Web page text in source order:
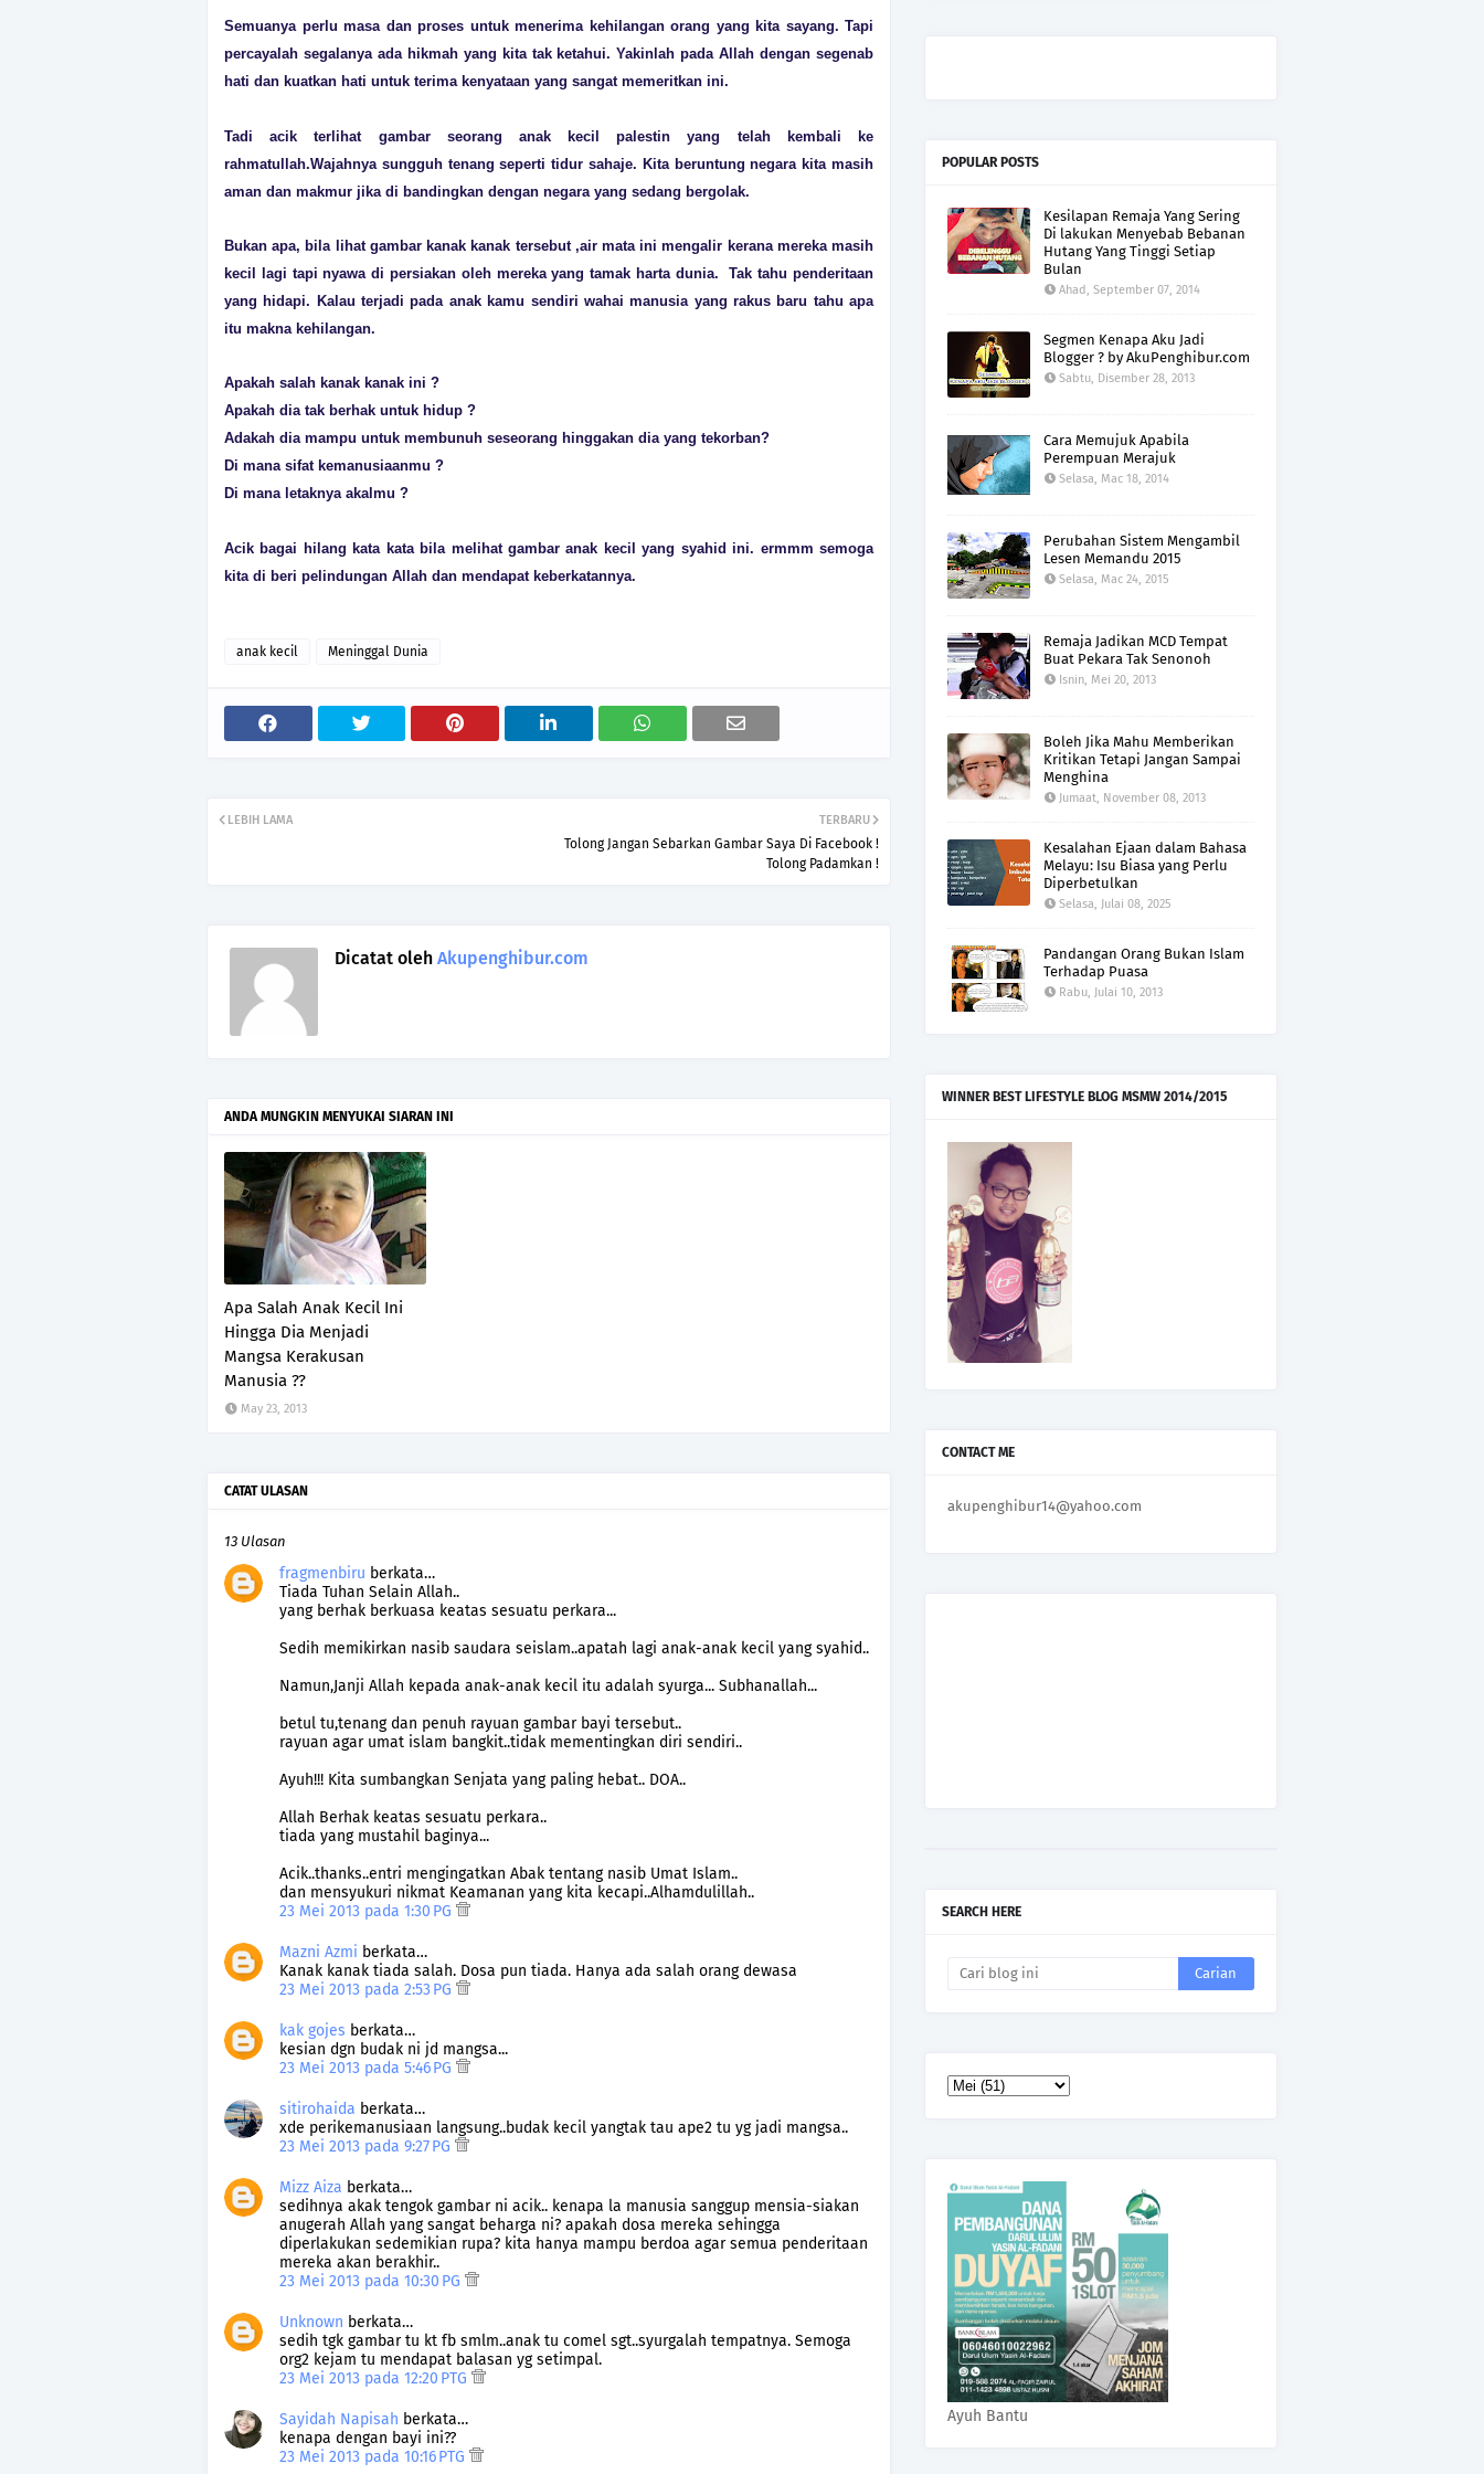
Semuanya perlu masa dan proses untuk menerima kehilangan orang yang kita sayang. Tapi
percayalah segalanya ada hikmah yang kita tak ketahui. Yakinlah pada Allah dengan segenab
hati dan kuatkan hati untuk terima kenyataan yang sangat memeritkan ini.
Tadi acik terlihat gambar seorang anak kecil palestin yang telah kembali ke
rahmatullah.Wajahnya sungguh tenang seperti tidur sahaje. Kita beruntung negara kita masih
aman dan makmur jika di bandingkan dengan negara yang sedang bergolak.
Bukan apa, bila lihat gambar kanak kanak tersebut ,air mata ini mengalir kerana mereka masih
kecil lagi tapi nyawa di persiakan oleh mereka yang tamak harta dunia. Tak tahu penderitaan
yang hidapi. Kalau terjadi pada anak kamu sendiri wahai manusia yang rakus baru tahu apa
itu makna kehilangan.
Apakah salah kanak kanak ini ?
Apakah dia tak berhak untuk hidup ?
Adakah dia mampu untuk membunuh seseorang hinggakan dia yang tekorban?
Di mana sifat kemanusiaanmu ?
Di mana letaknya akalmu ?
Acik bagai hilang kata kata bila melihat gambar anak kecil yang syahid ini. ermmm semoga
kita di beri pelindungan Allah dan mendapat keberkatannya.
anak kecil Meninggal Dunia
TERBARU
Tolong Jangan Sebarkan Gambar Saya Di Facebook !
Tolong Padamkan !
LEBIH LAMA
Dicatat oleh Akupenghibur.com
ANDA MUNGKIN MENYUKAI SIARAN INI
Apa Salah Anak Kecil Ini
Hingga Dia Menjadi
Mangsa Kerakusan
Manusia ??
May 23, 2013
CATAT ULASAN
13 Ulasan
fragmenbiru berkata…
Tiada Tuhan Selain Allah..
yang berhak berkuasa keatas sesuatu perkara...
Sedih memikirkan nasib saudara seislam..apatah lagi anak-anak kecil yang syahid..
Namun,Janji Allah kepada anak-anak kecil itu adalah syurga... Subhanallah...
betul tu,tenang dan penuh rayuan gambar bayi tersebut..
rayuan agar umat islam bangkit..tidak mementingkan diri sendiri..
Ayuh!!! Kita sumbangkan Senjata yang paling hebat.. DOA..
Allah Berhak keatas sesuatu perkara..
tiada yang mustahil baginya...
Acik..thanks..entri mengingatkan Abak tentang nasib Umat Islam..
dan mensyukuri nikmat Keamanan yang kita kecapi..Alhamdulillah..
23 Mei 2013 pada 1:30 PG
Mazni Azmi berkata…
Kanak kanak tiada salah. Dosa pun tiada. Hanya ada salah orang dewasa
23 Mei 2013 pada 2:53 PG
kak gojes berkata…
kesian dgn budak ni jd mangsa...
23 Mei 2013 pada 5:46 PG
sitirohaida berkata…
xde perikemanusiaan langsung..budak kecil yangtak tau ape2 tu yg jadi mangsa..
23 Mei 2013 pada 9:27 PG
Mizz Aiza berkata…
sedihnya akak tengok gambar ni acik.. kenapa la manusia sanggup mensia-siakan
anugerah Allah yang sangat beharga ni? apakah dosa mereka sehingga
diperlakukan sedemikian rupa? kita hanya mampu berdoa agar semua penderitaan
mereka akan berakhir..
23 Mei 2013 pada 10:30 PG
Unknown berkata…
sedih tgk gambar tu kt fb smlm..anak tu comel sgt..syurgalah tempatnya. Semoga
org2 kejam tu mendapat balasan yg setimpal.
23 Mei 2013 pada 12:20 PTG
Sayidah Napisah berkata…
kenapa dengan bayi ini??
23 Mei 2013 pada 10:16 PTG
POPULAR POSTS
Kesilapan Remaja Yang Sering
Di lakukan Menyebab Bebanan
Hutang Yang Tinggi Setiap
Bulan
Ahad, September 07, 2014
Segmen Kenapa Aku Jadi
Blogger ? by AkuPenghibur.com
Sabtu, Disember 28, 2013
Cara Memujuk Apabila
Perempuan Merajuk
Selasa, Mac 18, 2014
Perubahan Sistem Mengambil
Lesen Memandu 2015
Selasa, Mac 24, 2015
Remaja Jadikan MCD Tempat
Buat Pekara Tak Senonoh
Isnin, Mei 20, 2013
Boleh Jika Mahu Memberikan
Kritikan Tetapi Jangan Sampai
Menghina
Jumaat, November 08, 2013
Kesalahan Ejaan dalam Bahasa
Melayu: Isu Biasa yang Perlu
Diperbetulkan
Selasa, Julai 08, 2025
Pandangan Orang Bukan Islam
Terhadap Puasa
Rabu, Julai 10, 2013
WINNER BEST LIFESTYLE BLOG MSMW 2014/2015
CONTACT ME
akupenghibur14@yahoo.com
SEARCH HERE
Ayuh Bantu